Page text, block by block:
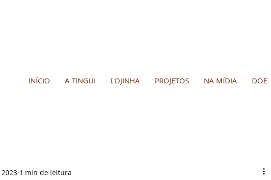
INÍCIO A TINGUI LOJINHA PROJETOS NA MÍDIA DOE
1 min de leitura